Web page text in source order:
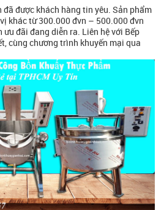
được khách hàng tin yêu. Sản phẩm
khác từ 300.000 đvn – 500.000 đvn
đãi đang diễn ra. Liên hệ với Bếp
cùng chương trình khuyến mại qua